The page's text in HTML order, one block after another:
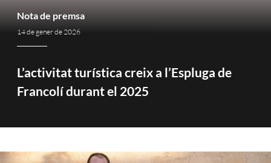
Nota de premsa
14 de gener de 2026
L’activitat turística creix a l’Espluga de
Francolí durant el 2025